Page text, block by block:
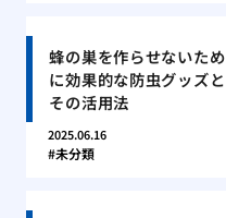
蜂の巣を作らせないため
に効果的な防虫グッズと
その活用法
2025.06.16
未分類